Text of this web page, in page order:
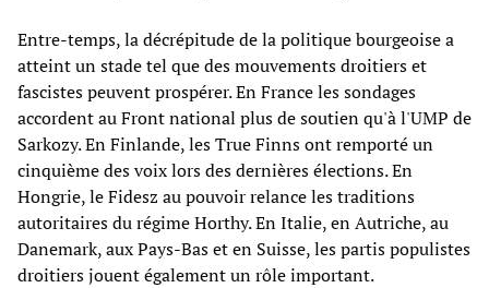
Entre-temps, la décrépitude de la politique bourgeoise a
atteint un stade tel que des mouvements droitiers et
fascistes peuvent prospérer. En France les sondages
accordent au Front national plus de soutien qu'à l'UMP de
Sarkozy. En Finlande, les True Finns ont remporté un
cinquième des voix lors des dernières élections. En
Hongrie, le Fidesz au pouvoir relance les traditions
autoritaires du régime Horthy. En Italie, en Autriche, au
Danemark, aux Pays-Bas et en Suisse, les partis populistes
droitiers jouent également un rôle important.